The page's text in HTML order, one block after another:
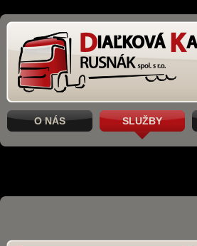
O NÁS SLUŽBY